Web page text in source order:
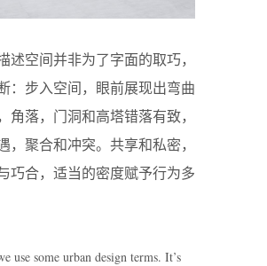
述空间并非为了字面的取巧，
：步入空间，眼前展现出弯曲
角落，门洞和高塔错落有致，
，聚合和冲突。共享和私密，
巧合，适当的密度赋予行为多
use some urban design terms. It’s